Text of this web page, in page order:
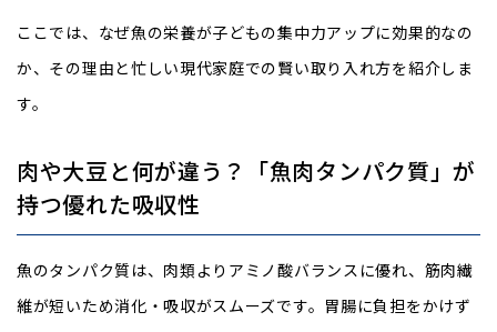
ここでは、なぜ魚の栄養が子どもの集中力アップに効果的なの
か、その理由と忙しい現代家庭での賢い取り入れ方を紹介しま
す。
肉や大豆と何が違う？「魚肉タンパク質」が
持つ優れた吸収性
魚のタンパク質は、肉類よりアミノ酸バランスに優れ、筋肉繊
維が短いため消化・吸収がスムーズです。胃腸に負担をかけず